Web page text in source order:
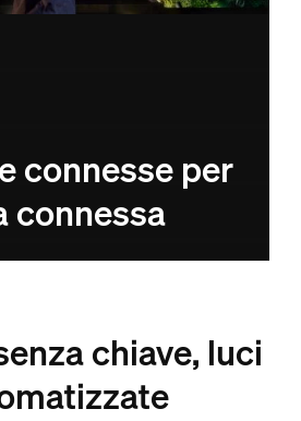
connesse per
connessa
chiave, luci